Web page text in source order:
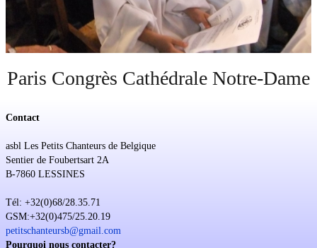
Événements
Paris Congrès Cathédrale Notre-Dame
Contact
asbl Les Petits Chanteurs de Belgique
Sentier de Foubertsart 2A
B-7860 LESSINES
Tél: +32(0)68/28.35.71
GSM:+32(0)475/25.20.19
petitschanteursb@gmail.com
Pourquoi nous contacter?